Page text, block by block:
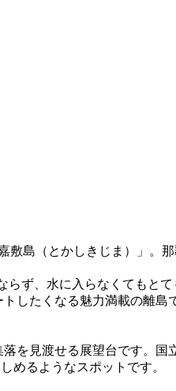
敷島（とかしきじま）」。
ず、水に入らなくてもと
したくなる魅力満載の離島
を見渡せる展望台です。国
めるようなスポットです。